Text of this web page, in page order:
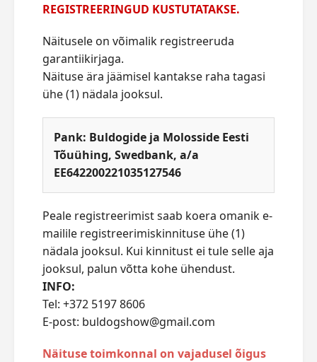
REGISTREERINGUD KUSTUTATAKSE.
Näitusele on võimalik registreeruda
garantiikirjaga.
Näituse ära jäämisel kantakse raha tagasi
ühe (1) nädala jooksul.
Pank: Buldogide ja Molosside Eesti
Tõuühing, Swedbank, a/a
EE642200221035127546
Peale registreerimist saab koera omanik e-
mailile registreerimiskinnituse ühe (1)
nädala jooksul. Kui kinnitust ei tule selle aja
jooksul, palun võtta kohe ühendust.
INFO:
Tel: +372 5197 8606
E-post: buldogshow@gmail.com
Näituse toimkonnal on vajadusel õigus